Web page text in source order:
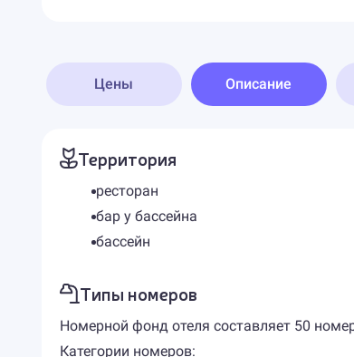
Цены Описание
Территория
ресторан
бар у бассейна
бассейн
Типы номеров
Номерной фонд отеля составляет 50
Категории номеров: